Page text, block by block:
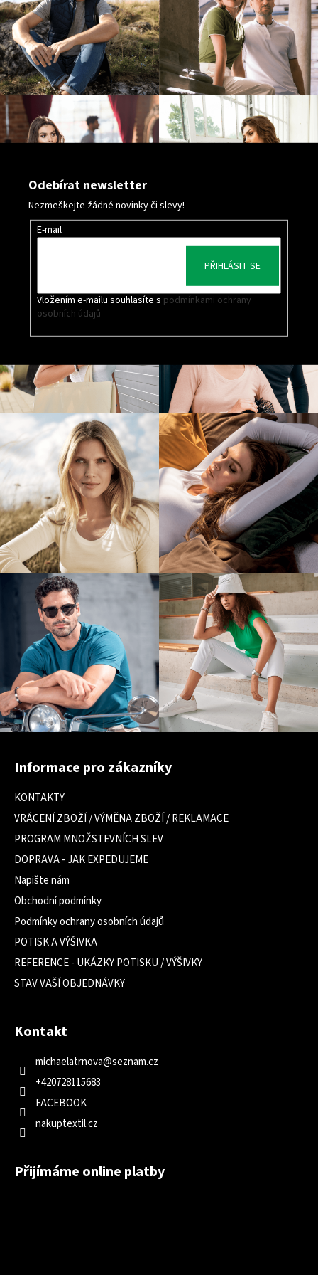
s
u
Odebírat newsletter
Nezmeškejte žádné novinky či slevy!
E-mail
Vložením e-mailu souhlasíte s podmínkami ochrany
osobních údajů
PŘIHLÁSIT SE
Z
Informace pro zákazníky
KONTAKTY
VRÁCENÍ ZBOŽÍ / VÝMĚNA ZBOŽÍ / REKLAMACE
PROGRAM MNOŽSTEVNÍCH SLEV
DOPRAVA - JAK EXPEDUJEME
Napište nám
Obchodní podmínky
Podmínky ochrany osobních údajů
POTISK A VÝŠIVKA
REFERENCE - UKÁZKY POTISKU / VÝŠIVKY
STAV VAŠÍ OBJEDNÁVKY
Kontakt
michaelatrnova@seznam.cz
+420728115683
FACEBOOK
nakuptextil.cz
Přijímáme online platby